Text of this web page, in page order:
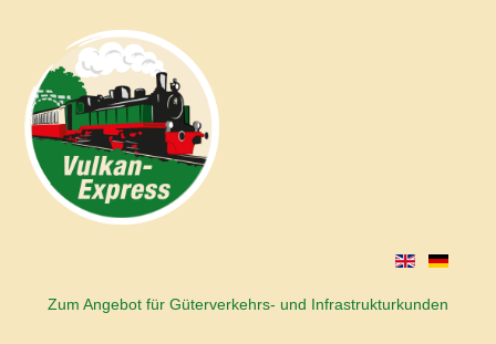
Zum Angebot für Güterverkehrs- und Infrastrukturkunden